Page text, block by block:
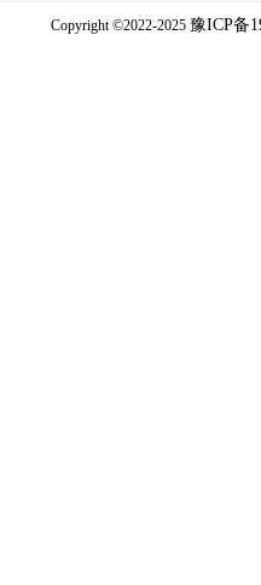
Copyright ©2022-2025 豫ICP备